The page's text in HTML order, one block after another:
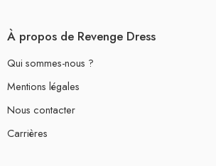
À propos de Revenge Dress
Qui sommes-nous ?
Mentions légales
Nous contacter
Carrières